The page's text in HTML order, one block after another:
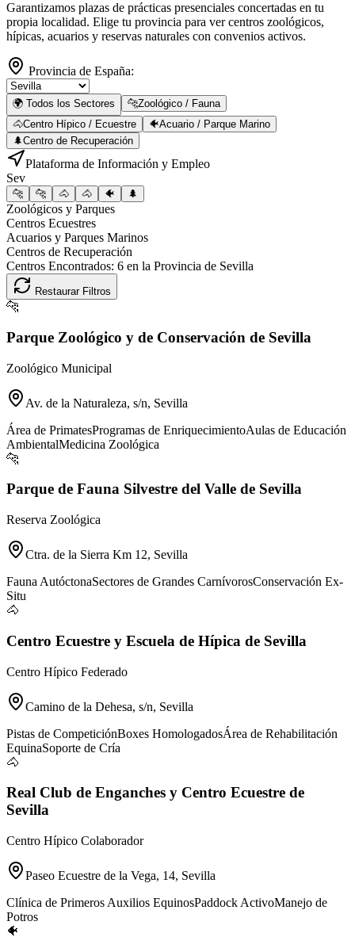
Garantizamos plazas de prácticas presenciales concertadas en tu
propia localidad. Elige tu provincia para ver centros zoológicos,
hípicas, acuarios y reservas naturales con convenios activos.
Provincia de España:
🌍 Todos los Sectores 🐆Zoológico / Fauna
🐴Centro Hípico / Ecuestre 🐠Acuario / Parque Marino
🌲Centro de Recuperación
Plataforma de Información y Empleo
Sev
🐆 🐆 🐴 🐴 🐠 🌲
Zoológicos y Parques
Centros Ecuestres
Acuarios y Parques Marinos
Centros de Recuperación
Centros Encontrados: 6 en la Provincia de Sevilla
Restaurar Filtros
🐆
Parque Zoológico y de Conservación de Sevilla
Zoológico Municipal
Av. de la Naturaleza, s/n, Sevilla
Área de PrimatesProgramas de EnriquecimientoAulas de Educación
AmbientalMedicina Zoológica
🐆
Parque de Fauna Silvestre del Valle de Sevilla
Reserva Zoológica
Ctra. de la Sierra Km 12, Sevilla
Fauna AutóctonaSectores de Grandes CarnívorosConservación Ex-
Situ
🐴
Centro Ecuestre y Escuela de Hípica de Sevilla
Centro Hípico Federado
Camino de la Dehesa, s/n, Sevilla
Pistas de CompeticiónBoxes HomologadosÁrea de Rehabilitación
EquinaSoporte de Cría
🐴
Real Club de Enganches y Centro Ecuestre de
Sevilla
Centro Hípico Colaborador
Paseo Ecuestre de la Vega, 14, Sevilla
Clínica de Primeros Auxilios EquinosPaddock ActivoManejo de
Potros
🐠